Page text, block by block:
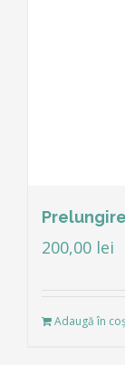
200,00 lei
Adaugă în coș